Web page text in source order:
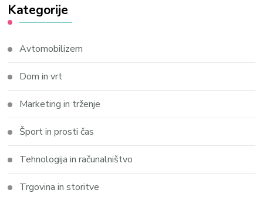
Kategorije
Avtomobilizem
Dom in vrt
Marketing in trženje
Šport in prosti čas
Tehnologija in računalništvo
Trgovina in storitve